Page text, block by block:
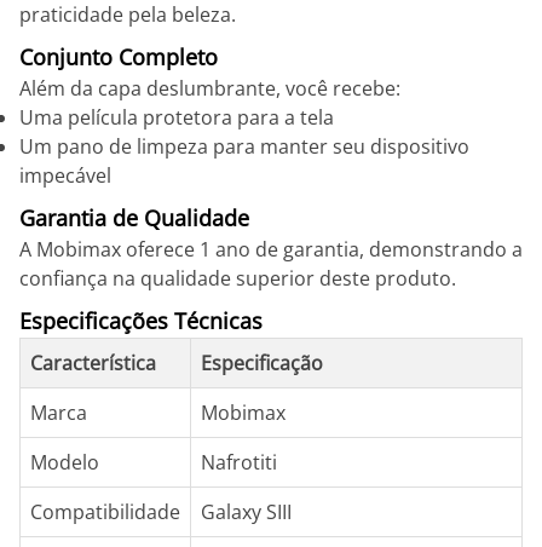
praticidade pela beleza.
Conjunto Completo
Além da capa deslumbrante, você recebe:
Uma película protetora para a tela
Um pano de limpeza para manter seu dispositivo
impecável
Garantia de Qualidade
A Mobimax oferece 1 ano de garantia, demonstrando a
confiança na qualidade superior deste produto.
Especificações Técnicas
Característica
Especificação
Marca
Mobimax
Modelo
Nafrotiti
Compatibilidade
Galaxy SIII